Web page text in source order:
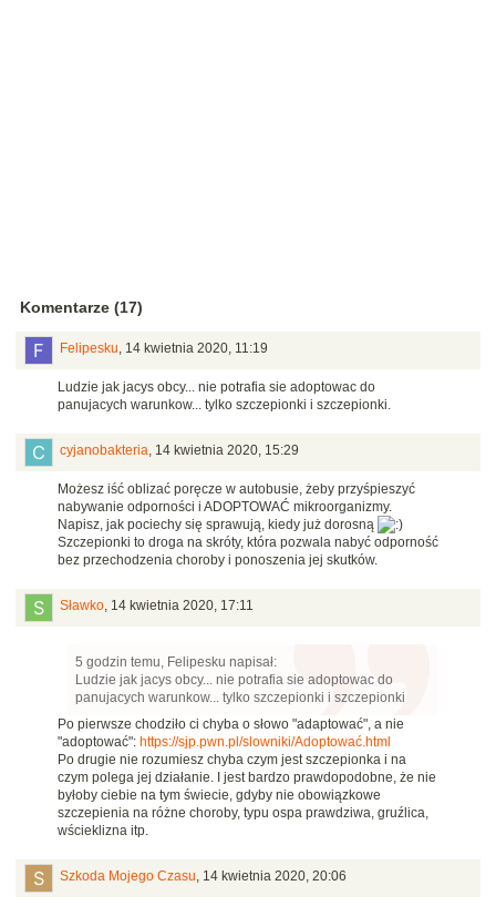
Komentarze (17)
Felipesku, 14 kwietnia 2020, 11:19
Ludzie jak jacys obcy... nie potrafia sie adoptowac do
panujacych warunkow... tylko szczepionki i szczepionki.
cyjanobakteria, 14 kwietnia 2020, 15:29
Możesz iść oblizać poręcze w autobusie, żeby przyśpieszyć
nabywanie odporności i ADOPTOWAĆ mikroorganizmy.
Napisz, jak pociechy się sprawują, kiedy już dorosną
Szczepionki to droga na skróty, która pozwala nabyć odporność
bez przechodzenia choroby i ponoszenia jej skutków.
Sławko, 14 kwietnia 2020, 17:11
5 godzin temu, Felipesku napisał:
Ludzie jak jacys obcy... nie potrafia sie adoptowac do
panujacych warunkow... tylko szczepionki i szczepionki
Po pierwsze chodziło ci chyba o słowo "adaptować", a nie
"adoptować": https://sjp.pwn.pl/slowniki/Adoptować.html
Po drugie nie rozumiesz chyba czym jest szczepionka i na
czym polega jej działanie. I jest bardzo prawdopodobne, że nie
byłoby ciebie na tym świecie, gdyby nie obowiązkowe
szczepienia na różne choroby, typu ospa prawdziwa, gruźlica,
wścieklizna itp.
Szkoda Mojego Czasu, 14 kwietnia 2020, 20:06